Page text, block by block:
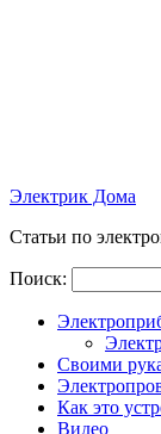
Электрик Дома
Статьи по
Поиск:
Своими
Как это
Видео